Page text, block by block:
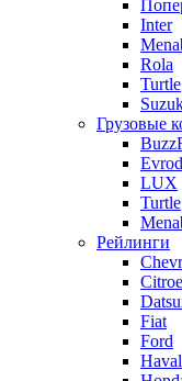
Inter
Rola
Turtle
Грузовые
LUX
Turtle
Рейлинги
Fiat
Ford
Haval